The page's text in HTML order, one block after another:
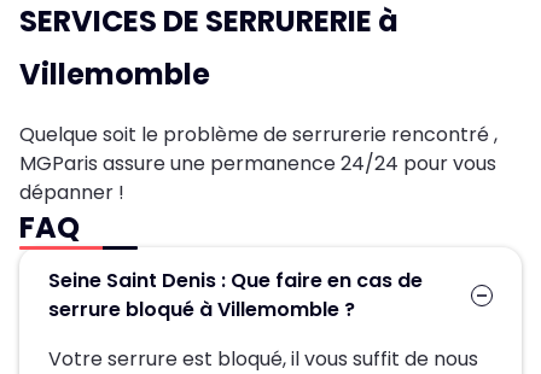
SERVICES DE SERRURERIE à
Villemomble
Quelque soit le problème de serrurerie rencontré ,
MGParis assure une permanence 24/24 pour vous
dépanner !
FAQ
Seine Saint Denis : Que faire en cas de
serrure bloqué à Villemomble ?
Votre serrure est bloqué, il vous suffit de nous